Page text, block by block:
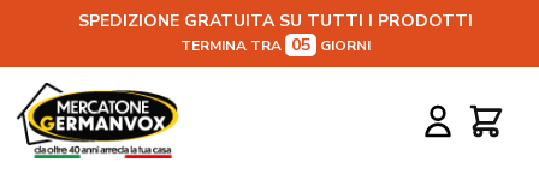
SPEDIZIONE GRATUITA SU TUTTI I PRODOTTI
TERMINA TRA 05 GIORNI
Salta al contenuto
Carrello